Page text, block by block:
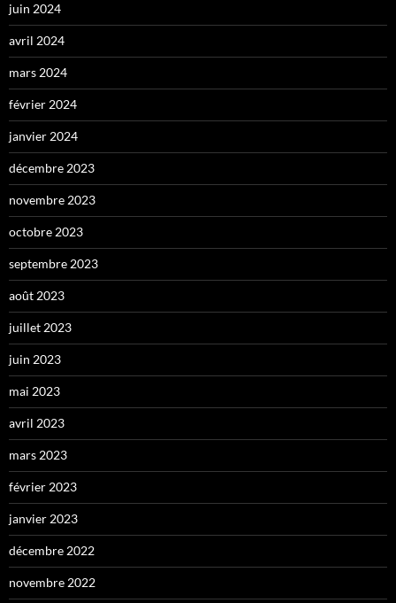
juin 2024
avril 2024
mars 2024
février 2024
janvier 2024
décembre 2023
novembre 2023
octobre 2023
septembre 2023
août 2023
juillet 2023
juin 2023
mai 2023
avril 2023
mars 2023
février 2023
janvier 2023
décembre 2022
novembre 2022